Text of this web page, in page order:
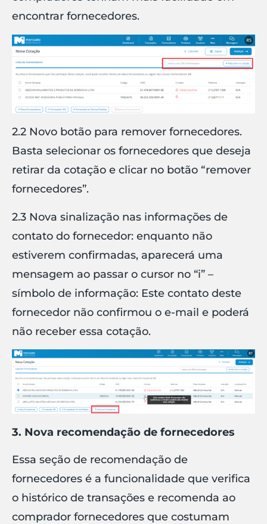
encontrar fornecedores.
2.2 Novo botão para remover fornecedores.
Basta selecionar os fornecedores que deseja
retirar da cotação e clicar no botão “remover
fornecedores”.
2.3 Nova sinalização nas informações de
contato do fornecedor: enquanto não
estiverem confirmadas, aparecerá uma
mensagem ao passar o cursor no “i” –
símbolo de informação: Este contato deste
fornecedor não confirmou o e-mail e poderá
não receber essa cotação.
3. Nova recomendação de fornecedores
Essa seção de recomendação de
fornecedores é a funcionalidade que verifica
o histórico de transações e recomenda ao
comprador fornecedores que costumam